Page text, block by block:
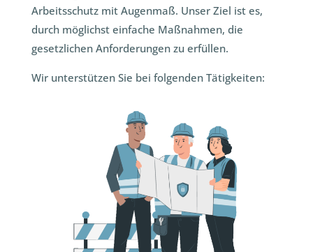
Arbeitsschutz mit Augenmaß. Unser Ziel ist es,
durch möglichst einfache Maßnahmen, die
gesetzlichen Anforderungen zu erfüllen.
Wir unterstützen Sie bei folgenden Tätigkeiten: